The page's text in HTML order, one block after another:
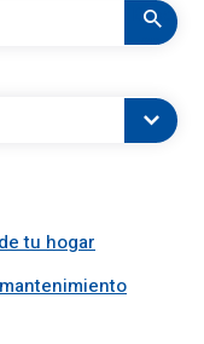
Buscar
en
tu hogar